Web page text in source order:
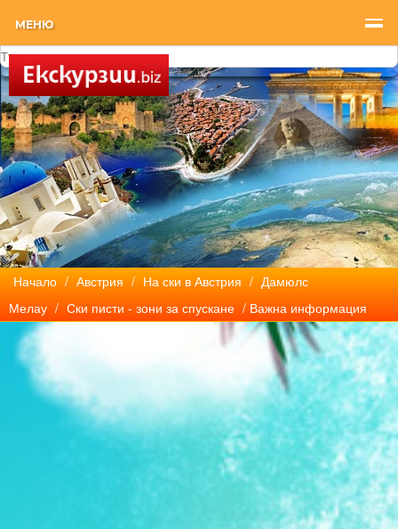
МЕНЮ
Начало / Австрия / На ски в Австрия / Дамюлс
Мелау / Ски писти - зони за спускане / Важна информация